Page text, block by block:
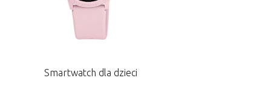
Smartwatch dla dzieci